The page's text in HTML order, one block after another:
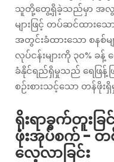
သူတို့တွေ့ရှိခဲ့သည်မှာ အလွ
များဖြင့် တပ်ဆင်ထားသေ
အတွင်းခံထားသော စနစ်မ
လုပ်ငန်းများကို ၃၀%
ခံနိုင်ရည်ရှိမှုသည် ရေဖြန့်
စဉ်းစားသင့်သော တန်ဖိုး
ရိုးရာခွက်တူးခ
ဖုံးအုပ်စက် - တ
လေ့လာခြင်း